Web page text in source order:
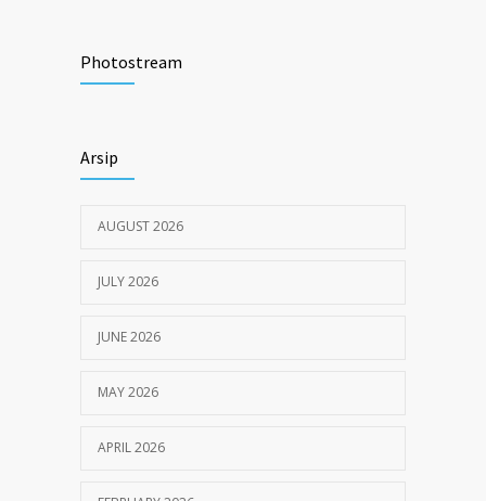
RSU Pengayoman
Photostream
Arsip
AUGUST 2026
JULY 2026
JUNE 2026
MAY 2026
APRIL 2026